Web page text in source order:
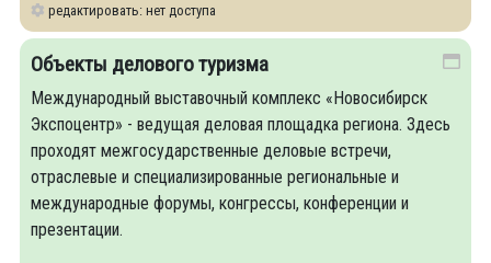
редактировать: нет доступа
Объекты делового туризма
Международный выставочный комплекс «Новосибирск
Экспоцентр» - ведущая деловая площадка региона. Здесь
проходят межгосударственные деловые встречи,
отраслевые и специализированные региональные и
международные форумы, конгрессы, конференции и
презентации.